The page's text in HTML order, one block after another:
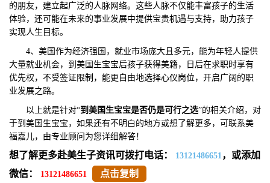
的朋友，建立起广泛的人脉网络。这些人脉不仅能丰富孩子的生活
体验，还可能在未来的事业发展中提供宝贵机遇与支持，助力孩子
实现人生目标。
4、美国作为经济强国，就业市场庞大且多元，能为年轻人提供
大量就业机会，到美国生宝宝后孩子获得美籍，日后在求职时享有
优先权，不受签证限制，能更自由地选择心仪岗位，开启广阔的职
业发展之路。
以上就是针对“到美国生宝宝是否仍是可行之选”的相关介绍，对
于到美国生宝宝，如果还有不明白的地方或想了解更多，可联系美
福嘉儿，由专业顾问为您详细解答！
想了解更多赴美生子资讯可拨打电话： 13121486651 ，或添加
微信：
13121486651 点击复制